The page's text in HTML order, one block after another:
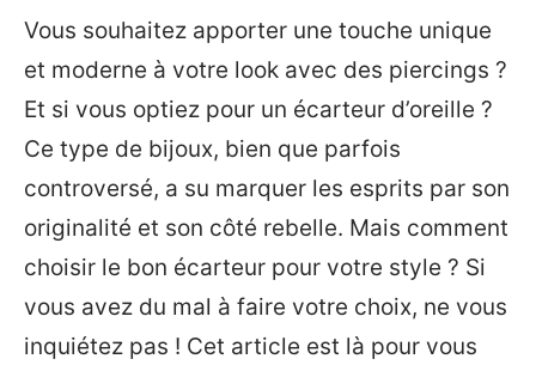
Vous souhaitez apporter une touche unique
et moderne à votre look avec des piercings ?
Et si vous optiez pour un écarteur d’oreille ?
Ce type de bijoux, bien que parfois
controversé, a su marquer les esprits par son
originalité et son côté rebelle. Mais comment
choisir le bon écarteur pour votre style ? Si
vous avez du mal à faire votre choix, ne vous
inquiétez pas ! Cet article est là pour vous